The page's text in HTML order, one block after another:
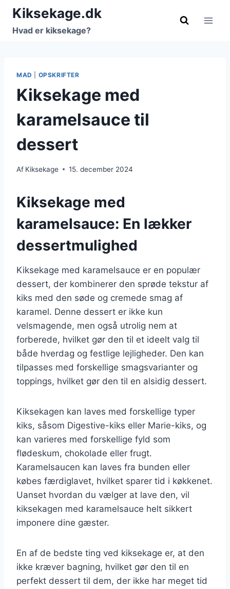
Fortsæt
indhold
Kiksekage.dk
Hvad er kiksekage?
MAD OPSKRIFTER
Kiksekage med
karamelsauce til
dessert
Af Kiksekage 15. december 2024
Kiksekage med
karamelsauce: En lækker
dessertmulighed
Kiksekage med karamelsauce er en populær
dessert, der kombinerer den sprøde tekstur af
kiks med den søde og cremede smag af
karamel. Denne dessert er ikke kun
velsmagende, men også utrolig nem at
forberede, hvilket gør den til et ideelt valg til
både hverdag og festlige lejligheder. Den kan
tilpasses med forskellige smagsvarianter og
toppings, hvilket gør den til en alsidig dessert.
Kiksekagen kan laves med forskellige typer
kiks, såsom Digestive-kiks eller Marie-kiks, og
kan varieres med forskellige fyld som
flødeskum, chokolade eller frugt.
Karamelsaucen kan laves fra bunden eller
købes færdiglavet, hvilket sparer tid i køkkenet.
Uanset hvordan du vælger at lave den, vil
kiksekagen med karamelsauce helt sikkert
imponere dine gæster.
En af de bedste ting ved kiksekage er, at den
ikke kræver bagning, hvilket gør den til en
perfekt dessert til dem, der ikke har meget tid